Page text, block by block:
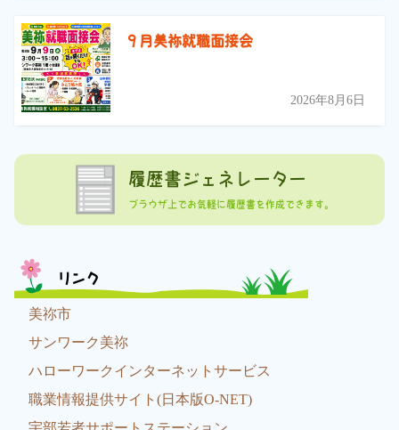
９月美祢就職面接会
2026年8月6日
履歴書ジェネレーター
ブラウザ上でお気軽に履歴書を作成できます。
リンク
美祢市
サンワーク美祢
ハローワークインターネットサービス
職業情報提供サイト(日本版O-NET)